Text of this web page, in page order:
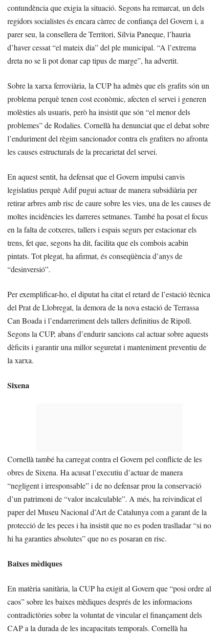
contundència que exigia la situació. Segons ha remarcat, un dels
regidors socialistes és encara càrrec de confiança del Govern i, a
parer seu, la consellera de Territori, Sílvia Paneque, l’hauria
d’haver cessat “el mateix dia” del ple municipal. “A l’extrema
dreta no se li pot donar cap tipus de marge”, ha advertit.
Sobre la xarxa ferroviària, la CUP ha admès que els grafits són un
problema perquè tenen cost econòmic, afecten el servei i generen
molèsties als usuaris, però ha insistit que són “el menor dels
problemes” de Rodalies. Cornellà ha denunciat que el debat sobre
l’enduriment del règim sancionador contra els grafiters no afronta
les causes estructurals de la precarietat del servei.
En aquest sentit, ha defensat que el Govern impulsi canvis
legislatius perquè Adif pugui actuar de manera subsidiària per
retirar arbres amb risc de caure sobre les vies, una de les causes de
moltes incidències les darreres setmanes. També ha posat el focus
en la falta de cotxeres, tallers i espais segurs per estacionar els
trens, fet que, segons ha dit, facilita que els combois acabin
pintats. Tot plegat, ha afirmat, és conseqüència d’anys de
“desinversió”.
Per exemplificar-ho, el diputat ha citat el retard de l’estació tècnica
del Prat de Llobregat, la demora de la nova estació de Terrassa
Can Boada i l’endarreriment dels tallers definitius de Ripoll.
Segons la CUP, abans d’endurir sancions cal actuar sobre aquests
dèficits i garantir una millor seguretat i manteniment preventiu de
la xarxa.
Sixena
Cornellà també ha carregat contra el Govern pel conflicte de les
obres de Sixena. Ha acusat l’executiu d’actuar de manera
“negligent i irresponsable” i de no defensar prou la conservació
d’un patrimoni de “valor incalculable”. A més, ha reivindicat el
paper del Museu Nacional d’Art de Catalunya com a garant de la
protecció de les peces i ha insistit que no es poden traslladar “si no
hi ha garanties absolutes” que no es posaran en risc.
Baixes mèdiques
En matèria sanitària, la CUP ha exigit al Govern que “posi ordre al
caos” sobre les baixes mèdiques després de les informacions
contradictòries sobre la voluntat de vincular el finançament dels
CAP a la durada de les incapacitats temporals. Cornellà ha